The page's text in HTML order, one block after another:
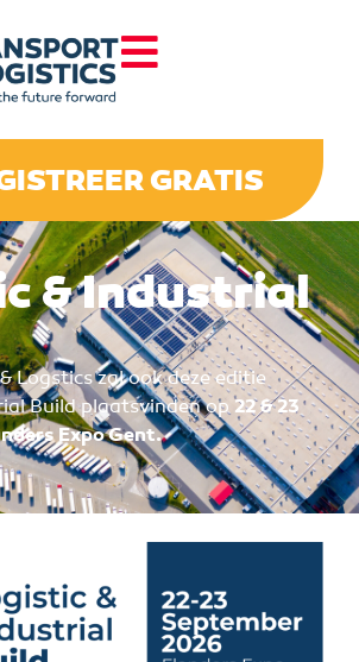
GRATIS
& Industrial
Logstics zal ook deze editie
Build plaatsvinden op22 & 23
Expo Gent.